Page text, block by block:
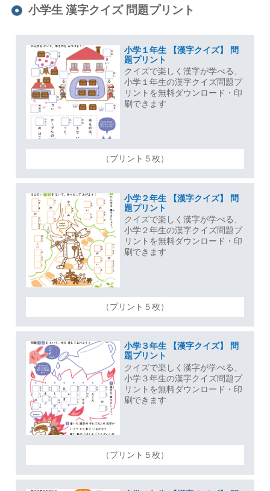
小学生 漢字クイズ 問題プリント
小学１年生 【漢字クイズ】 問
題プリント
クイズで楽しく漢字が学べる、
小学１年生の漢字クイズ問題プ
リントを無料ダウンロード・印
刷できます
（プリント５枚）
小学２年生 【漢字クイズ】 問
題プリント
クイズで楽しく漢字が学べる、
小学２年生の漢字クイズ問題プ
リントを無料ダウンロード・印
刷できます
（プリント５枚）
小学３年生 【漢字クイズ】 問
題プリント
クイズで楽しく漢字が学べる、
小学３年生の漢字クイズ問題プ
リントを無料ダウンロード・印
刷できます
（プリント５枚）